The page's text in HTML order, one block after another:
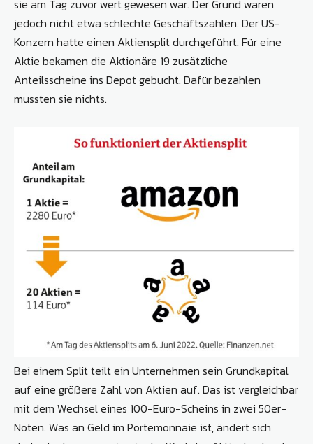
sie am Tag zuvor wert gewesen war. Der Grund waren
jedoch nicht etwa schlechte Geschäftszahlen. Der US-
Konzern hatte einen Aktiensplit durchgeführt. Für eine
Aktie bekamen die Aktionäre 19 zusätzliche
Anteilsscheine ins Depot gebucht. Dafür bezahlen
mussten sie nichts.
Bei einem Split teilt ein Unternehmen sein Grundkapital
auf eine größere Zahl von Aktien auf. Das ist vergleichbar
mit dem Wechsel eines 100-Euro-Scheins in zwei 50er-
Noten. Was an Geld im Portemonnaie ist, ändert sich